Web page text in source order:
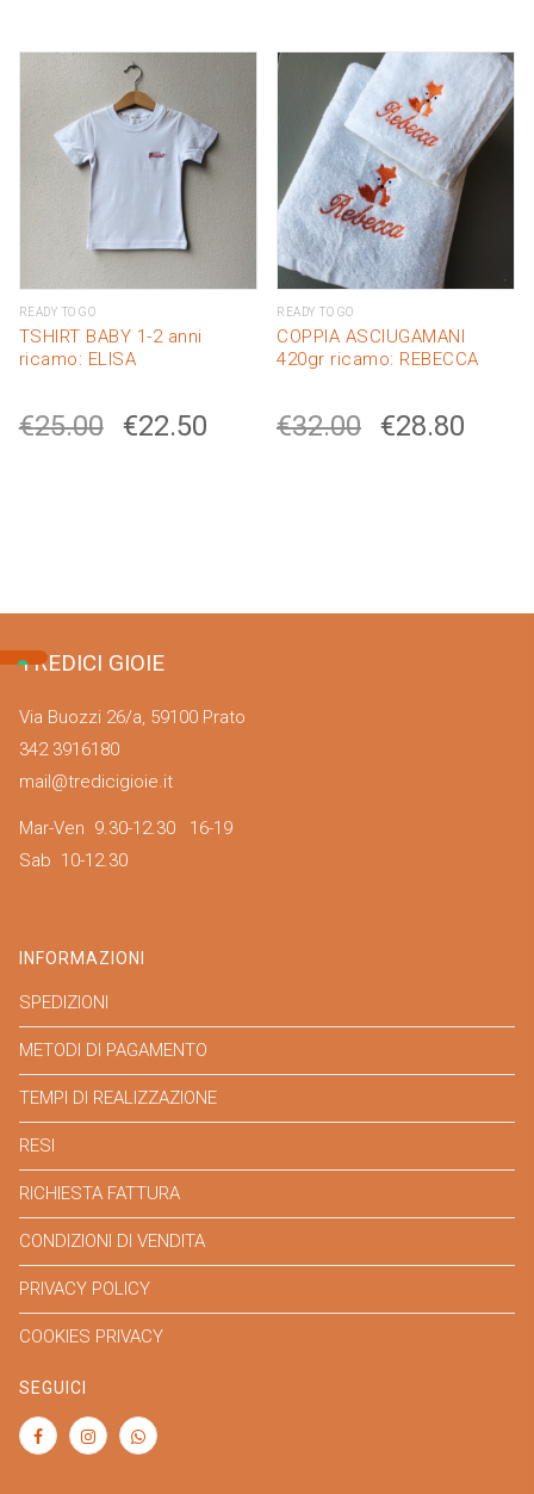
READY TO GO
TSHIRT BABY 1-2 anni
ricamo: ELISA
€25.00 €22.50
READY TO GO
COPPIA ASCIUGAMANI
420gr ricamo: REBECCA
€32.00 €28.80
TREDICI GIOIE
Via Buozzi 26/a, 59100 Prato
342 3916180
mail@tredicigioie.it
Mar-Ven 9.30-12.30 16-19
Sab 10-12.30
INFORMAZIONI
SPEDIZIONI
METODI DI PAGAMENTO
TEMPI DI REALIZZAZIONE
RESI
RICHIESTA FATTURA
CONDIZIONI DI VENDITA
PRIVACY POLICY
COOKIES PRIVACY
SEGUICI